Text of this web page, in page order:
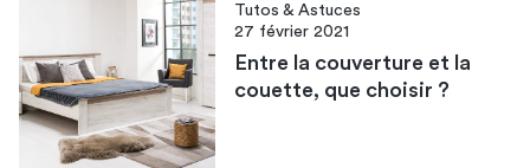
Tutos & Astuces
27 février 2021
Entre la couverture et la
couette, que choisir ?